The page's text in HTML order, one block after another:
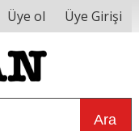
Üye ol Üye Girişi
Ara